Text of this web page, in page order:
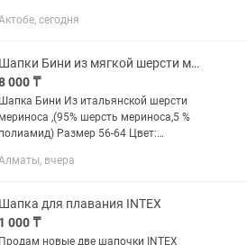
.
сегодня
Шапки Бини из мягкой шерсти мериноса
000 ₸
Шапка Бини Из итальянской шерсти
мериноса ,(95% шерсть мериноса,5 %
полиамид) Размер 56-64 Цвет:
фиксированным отворотом Без шва
вчера
Шапка для плавания INTEX
1 000 ₸
Продам новые две шапочки INTEX